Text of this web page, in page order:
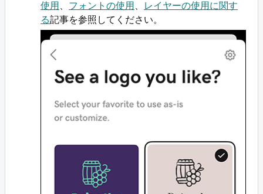
使用
フォントの使用
レイヤーの使用に関す
る記事を参照してください。